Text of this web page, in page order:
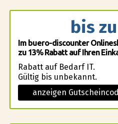
bis
Im buero-discounter
zu 13% Rabatt auf Ihren
Rabatt auf Bedarf IT.
Gültig bis unbekannt.
anzeigen